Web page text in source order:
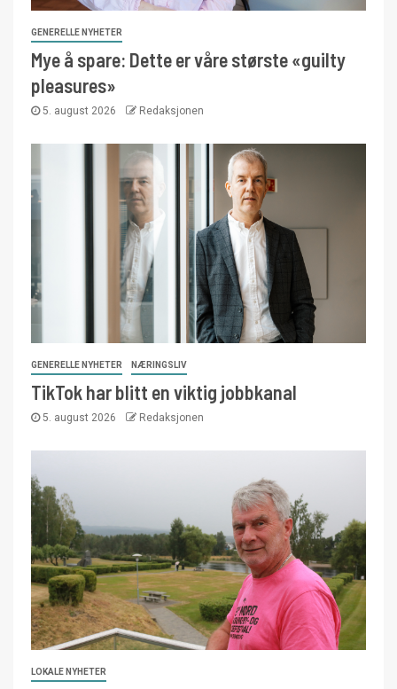
GENERELLE NYHETER
Mye å spare: Dette er våre største «guilty
pleasures»
5. august 2026 Redaksjonen
GENERELLE NYHETER NÆRINGSLIV
TikTok har blitt en viktig jobbkanal
5. august 2026 Redaksjonen
LOKALE NYHETER